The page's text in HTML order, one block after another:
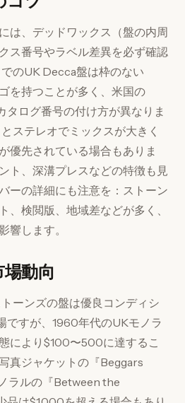
は、デッドワックス（盤の内周
ス番号やラベル差異を必ず確認
のUK Decca盤は枠のない
を持つことが多く、米国の
ログ番号の付け方が異なりま
ステレオでミックスが大きく
優先されている場合もありま
ト、深溝プレスなどの特徴も見
ーの詳細にも注意を：ストーン
、検閲版、地域差などが多く、
響します。
動向
ーンズの盤は優良コンディシ
ですが、1960年代のUKモノラ
により$100〜500に達するこ
真ジャケットの『Beggars
ラルの『Between the